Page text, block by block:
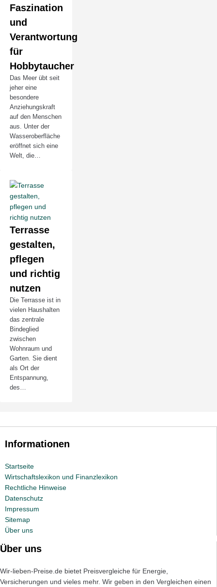
Faszination
und
Verantwortung
für
Hobbytaucher
Das Meer übt seit
jeher eine
besondere
Anziehungskraft
auf den Menschen
aus. Unter der
Wasseroberfläche
eröffnet sich eine
Welt, die…
Terrasse
gestalten,
pflegen
und richtig
nutzen
Die Terrasse ist in
vielen Haushalten
das zentrale
Bindeglied
zwischen
Wohnraum und
Garten. Sie dient
als Ort der
Entspannung,
des…
Informationen
Startseite
Wirtschaftslexikon und Finanzlexikon
Rechtliche Hinweise
Datenschutz
Impressum
Sitemap
Über uns
Über uns
Wir-lieben-Preise.de bietet Preisvergleiche für Energie,
Versicherungen und vieles mehr. Wir geben in den Vergleichen einen